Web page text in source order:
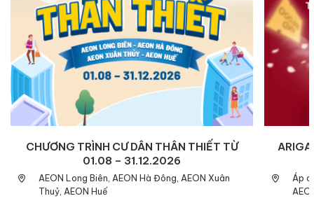
CHƯƠNG TRÌNH CƯ DÂN THÂN THIẾT TỪ
01.08 – 31.12.2026
AEON Long Biên, AEON Hà Đông, AEON Xuân
Thuỷ, AEON Huế
Áp